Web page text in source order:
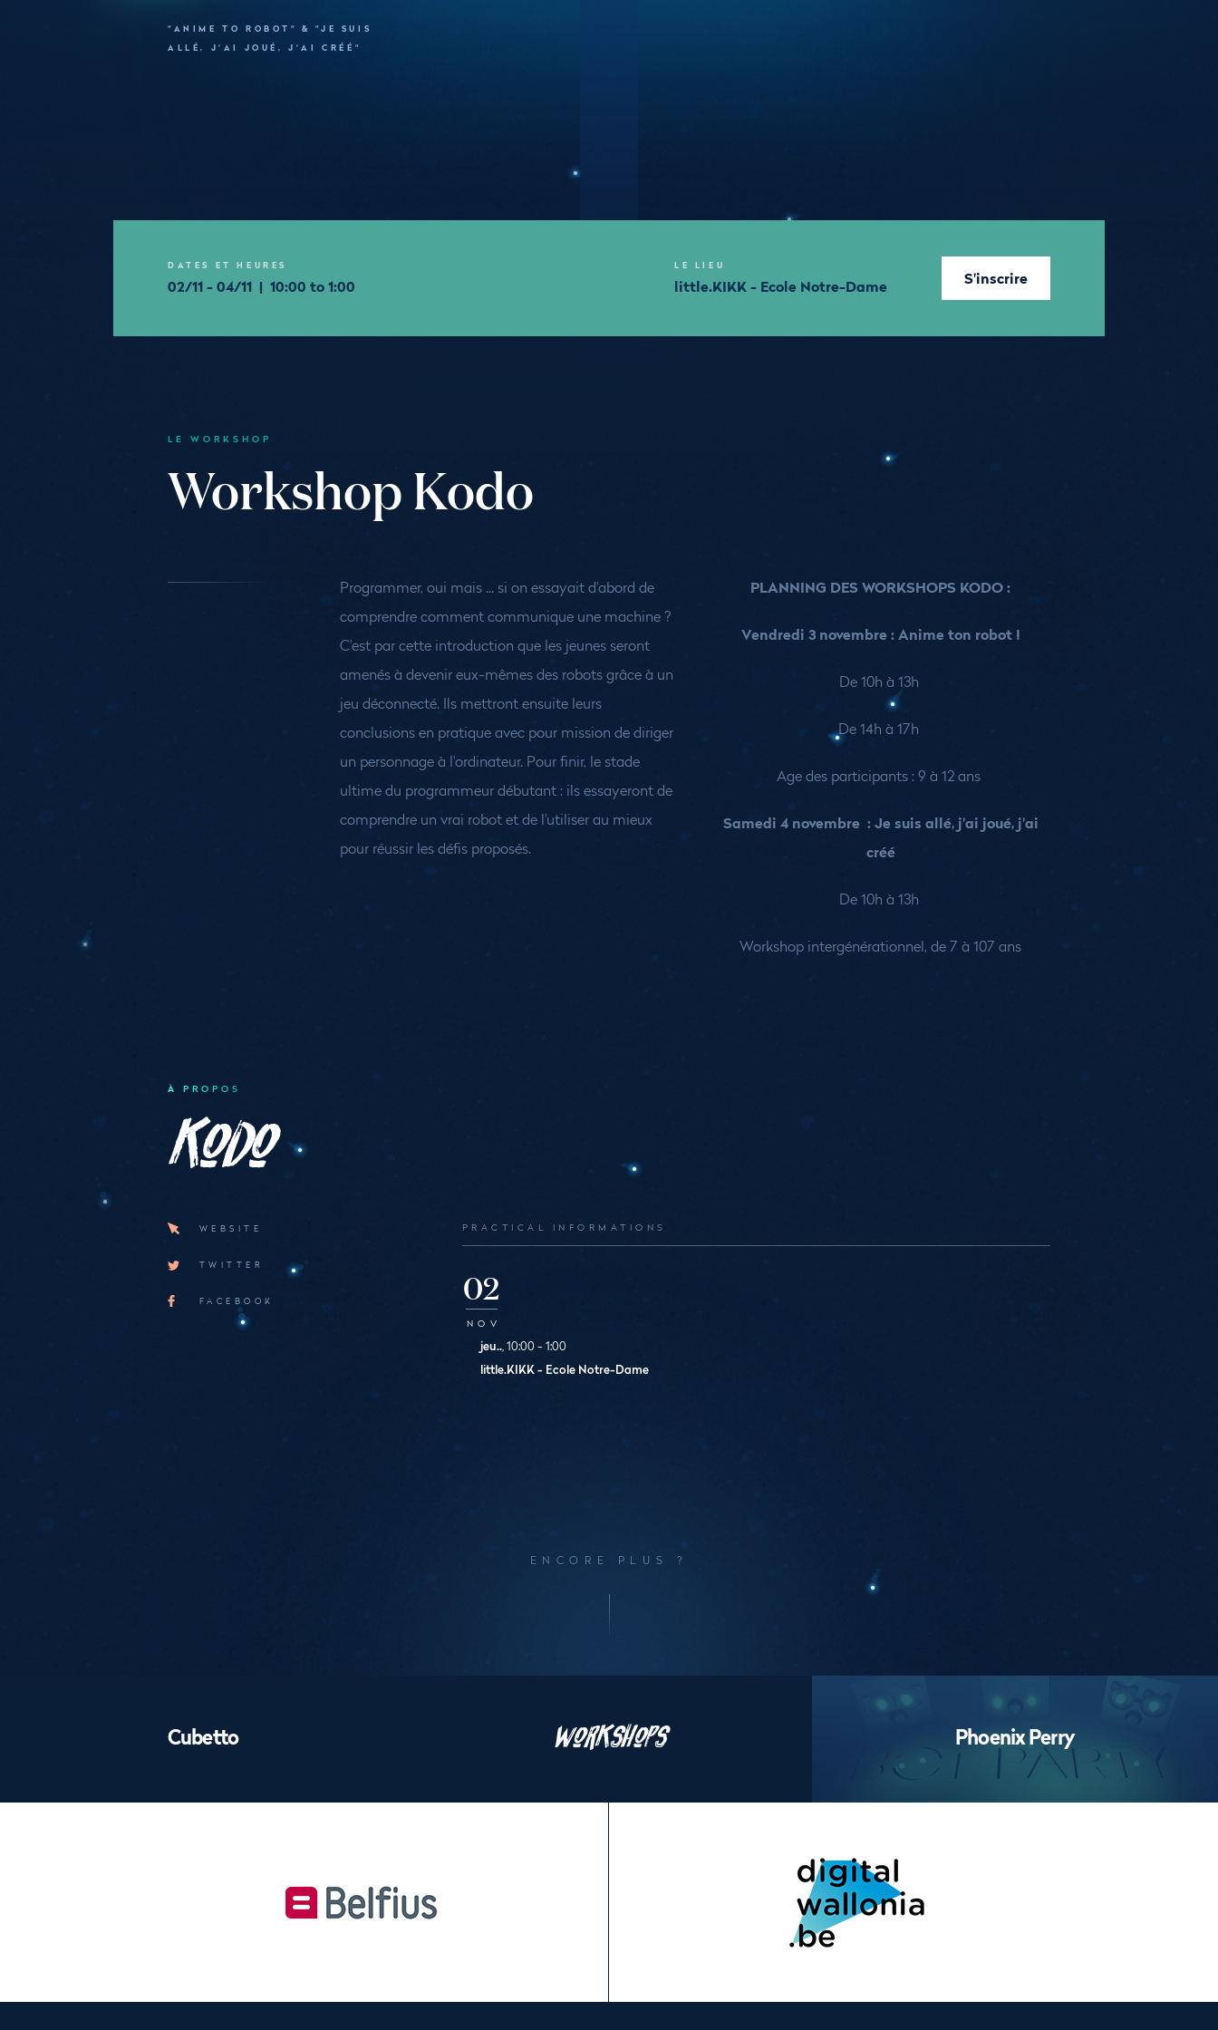
"ANIME TO ROBOT" & "JE SUIS
ALLÉ, J'AI JOUÉ, J'AI CRÉÉ"
DATES ET HEURES
02/11 - 04/11 | 10:00 to 1:00
LE LIEU
little.KIKK - Ecole Notre-Dame S'inscrire
LE WORKSHOP
Workshop Kodo
Programmer, oui mais ... si on essayait d'abord de
comprendre comment communique une machine ?
C'est par cette introduction que les jeunes seront
amenés à devenir eux-mêmes des robots grâce à un
jeu déconnecté. Ils mettront ensuite leurs
conclusions en pratique avec pour mission de diriger
un personnage à l'ordinateur. Pour finir, le stade
ultime du programmeur débutant : ils essayeront de
comprendre un vrai robot et de l'utiliser au mieux
pour réussir les défis proposés.
PLANNING DES WORKSHOPS KODO :
Vendredi 3 novembre : Anime ton robot !
De 10h à 13h
De 14h à 17h
Age des participants : 9 à 12 ans
Samedi 4 novembre : Je suis allé, j'ai joué, j'ai
créé
De 10h à 13h
Workshop intergénérationnel, de 7 à 107 ans
À PROPOS
Kodo
PRACTICAL INFORMATIONS
02
NOV
jeu.., 10:00 - 1:00
little.KIKK - Ecole Notre-Dame
WEBSITE
TWITTER
FACEBOOK
ENCORE PLUS ?
Cubetto Workshops Phoenix Perry